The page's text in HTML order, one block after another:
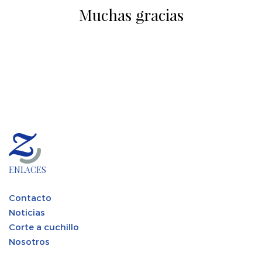
Muchas gracias
ENLACES
Contacto
Noticias
Corte a cuchillo
Nosotros